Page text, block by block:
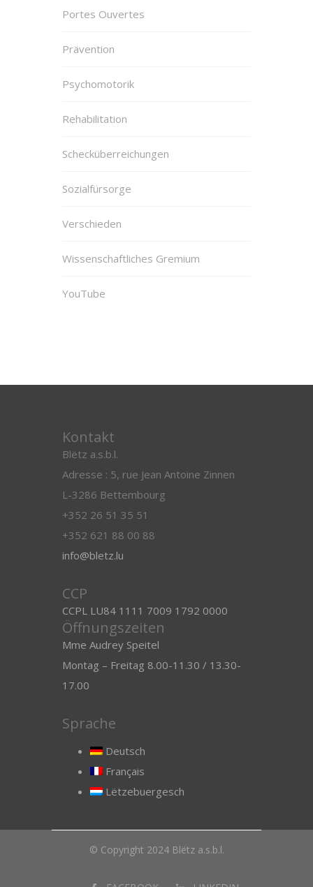
Portes Ouvertes
Prävention
Psychomotorik
Rehabilitation
Schecküberreichungen
Sozialfürsorge
Verschieden
Wissenschaftliches Gremium
YouTube
Kontakt
Blëtz a.s.b.l.
Adresse : 5, rue Jean Antoine Zinnen
L-3286 Bettembourg
+352 26 51 35 51
+352 621 88 00 88
info@bletz.lu
CCP
CCPL LU84 1111 7009 1792 0000
Öffnungszeiten
Mme Audrey Speitel
Montag – Freitag 8.00-11.30 / 13.30-
17.00
Sprache
Deutsch
Français
Lëtzebuergesch
© Copyright 2024 Blëtz a.s.b.l.